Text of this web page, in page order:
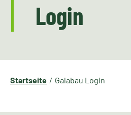
Login
Startseite Galabau Login